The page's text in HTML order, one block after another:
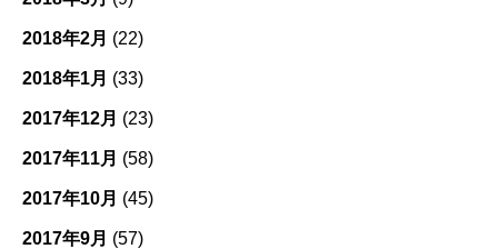
2018年2月 (22)
2018年1月 (33)
2017年12月 (23)
2017年11月 (58)
2017年10月 (45)
2017年9月 (57)